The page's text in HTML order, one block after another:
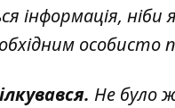
інформація, ніби
Не було